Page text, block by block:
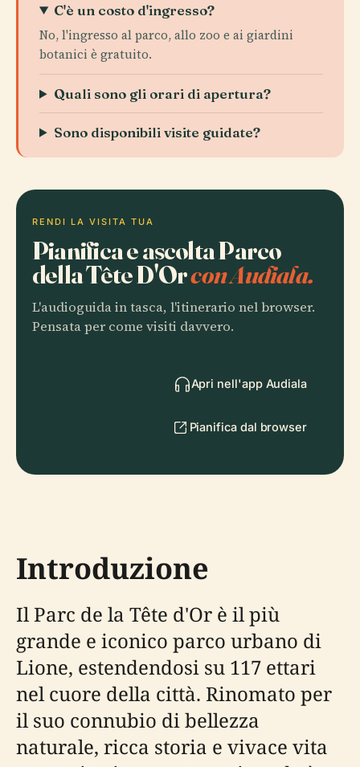
C'è un costo d'ingresso?
No, l'ingresso al parco, allo zoo e ai giardini
botanici è gratuito.
Quali sono gli orari di apertura?
Sono disponibili visite guidate?
RENDI LA VISITA TUA
Pianifica e ascolta Parco
della Tête D'Orcon Audiala.
L'audioguida in tasca, l'itinerario nel browser.
Pensata per come visiti davvero.
Apri nell'app Audiala
Pianifica dal browser
Introduzione
Il Parc de la Tête d'Or è il più
grande e iconico parco urbano di
Lione, estendendosi su 117 ettari
nel cuore della città. Rinomato per
il suo connubio di bellezza
naturale, ricca storia e vivace vita